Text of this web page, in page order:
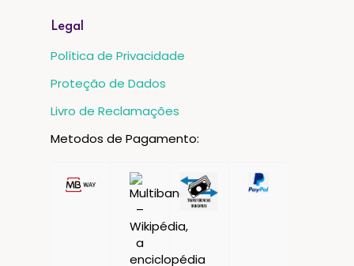
Legal
Política de Privacidade
Proteção de Dados
Livro de Reclamações
Metodos de Pagamento: